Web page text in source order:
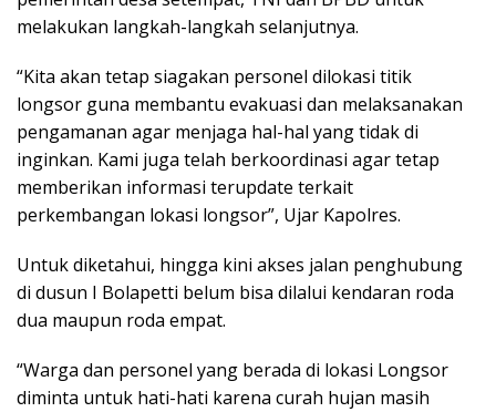
melakukan langkah-langkah selanjutnya.
“Kita akan tetap siagakan personel dilokasi titik
longsor guna membantu evakuasi dan melaksanakan
pengamanan agar menjaga hal-hal yang tidak di
inginkan. Kami juga telah berkoordinasi agar tetap
memberikan informasi terupdate terkait
perkembangan lokasi longsor”, Ujar Kapolres.
Untuk diketahui, hingga kini akses jalan penghubung
di dusun I Bolapetti belum bisa dilalui kendaran roda
dua maupun roda empat.
“Warga dan personel yang berada di lokasi Longsor
diminta untuk hati-hati karena curah hujan masih